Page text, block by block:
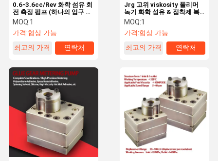
0.6-3.6cc/Rev 화학 섬유 회
전 측정 펌프 (하나의 입구 두
개의 출구)
MOQ:1
가격:협상 가능
최고의 가격
연락처
Jrg 고위 viskosity 폴리머
녹기 화학 섬유 & 접착제 복
용 시스템
MOQ:1
가격:협상 가능
최고의 가격
연락처